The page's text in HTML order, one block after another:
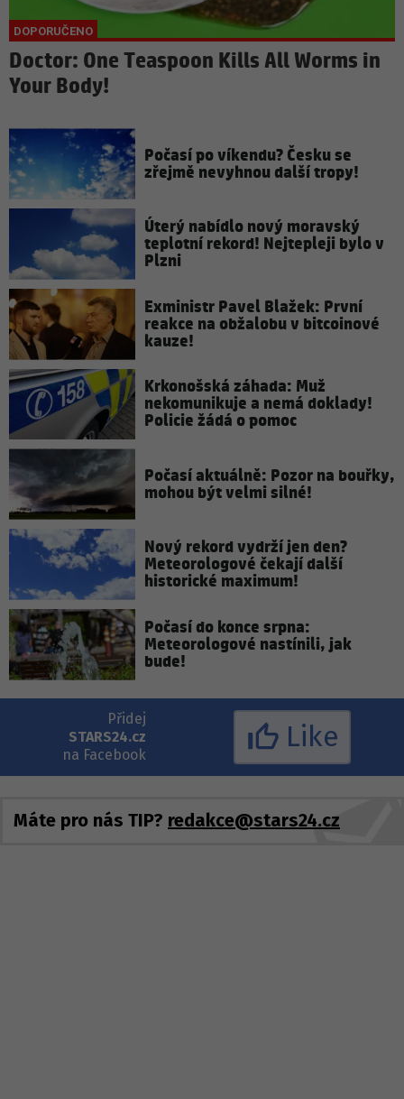
Doctor: One Teaspoon Kills All Worms in
Your Body!
Počasí po víkendu? Česku se
zřejmě nevyhnou další tropy!
Úterý nabídlo nový moravský
teplotní rekord! Nejtepleji bylo v
Plzni
Exministr Pavel Blažek: První
reakce na obžalobu v bitcoinové
kauze!
Krkonošská záhada: Muž
nekomunikuje a nemá doklady!
Policie žádá o pomoc
Počasí aktuálně: Pozor na bouřky,
mohou být velmi silné!
Nový rekord vydrží jen den?
Meteorologové čekají další
historické maximum!
Počasí do konce srpna:
Meteorologové nastínili, jak
bude!
Přidej
STARS24.cz
na Facebook
Like
Máte pro nás TIP? redakce@stars24.cz